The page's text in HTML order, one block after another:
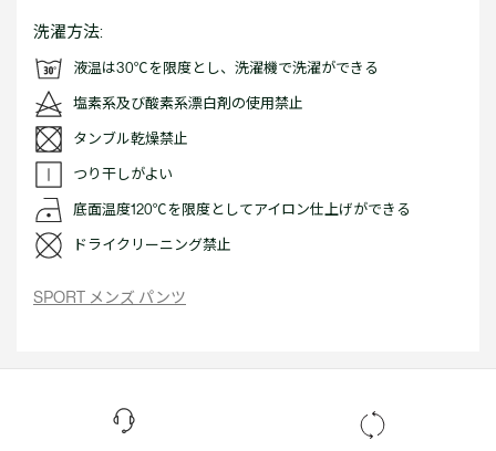
洗濯方法:
液温は30℃を限度とし、洗濯機で洗濯ができる
塩素系及び酸素系漂白剤の使用禁止
タンブル乾燥禁止
つり干しがよい
底面温度120℃を限度としてアイロン仕上げができる
ドライクリーニング禁止
SPORT メンズ パンツ